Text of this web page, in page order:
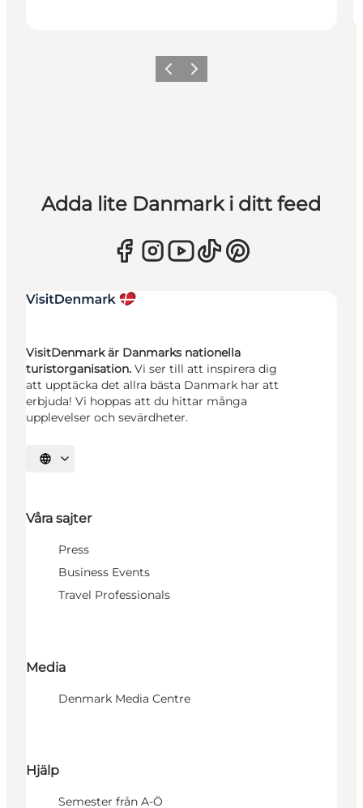
Föregående
Nästa
Adda lite Danmark i ditt feed
VisitDenmark är Danmarks nationella
turistorganisation. Vi ser till att inspirera dig
att upptäcka det allra bästa Danmark har att
erbjuda! Vi hoppas att du hittar många
upplevelser och sevärdheter.
Välj språk
Våra sajter
Press
Business Events
Travel Professionals
Media
Denmark Media Centre
Hjälp
Semester från A-Ö